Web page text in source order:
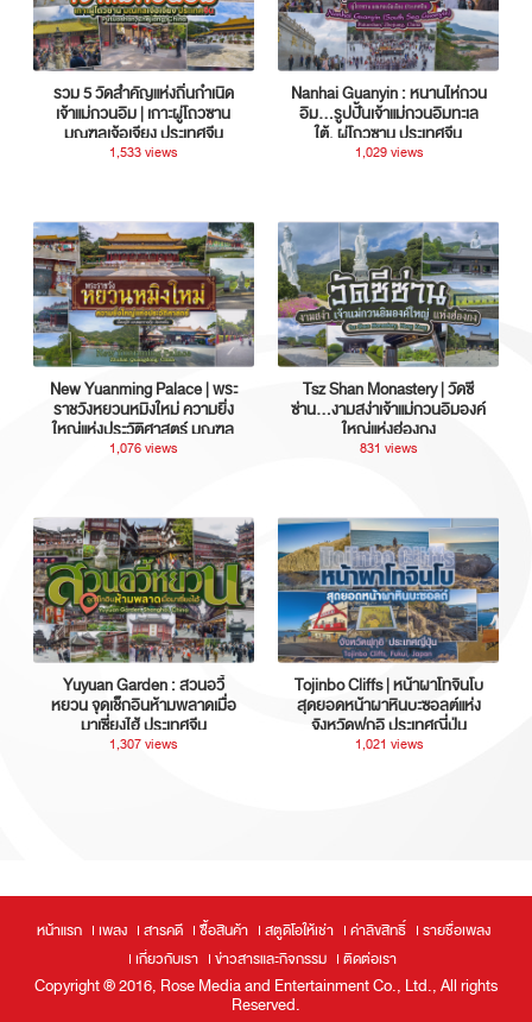
รวม 5 วัดสำคัญแห่งถิ่นกำเนิด
เจ้าแม่กวนอิม | เกาะผู่โถวซาน
มณฑลเจ้อเจียง ประเทศจีน
1,533 views
Nanhai Guanyin : หนานไห่กวน
อิม...รูปปั้นเจ้าแม่กวนอิมทะเล
ใต้, ผู่โถวซาน ประเทศจีน
1,029 views
New Yuanming Palace | พระ
ราชวังหยวนหมิงใหม่ ความยิ่ง
ใหญ่แห่งประวัติศาสตร์ มณฑล
กวางตุ้ง ประเทศจีน
1,076 views
Tsz Shan Monastery | วัดซี
ซ่าน…งามสง่าเจ้าแม่กวนอิมองค์
ใหญ่แห่งฮ่องกง
831 views
Yuyuan Garden : สวนอวี้
หยวน จุดเช็กอินห้ามพลาดเมื่อ
มาเซี่ยงไฮ้ ประเทศจีน
1,307 views
Tojinbo Cliffs | หน้าผาโทจินโบ
สุดยอดหน้าผาหินบะซอลต์แห่ง
จังหวัดฟุกุอิ ประเทศญี่ปุ่น
1,021 views
หน้าแรก เพลง สารคดี ซื้อสินค้า สตูดิโอให้เช่า ค่าลิขสิทธิ์
รายชื่อเพลง
เกี่ยวกับเรา
ข่าวสารและกิจกรรม ติดต่อเรา
Copyright ® 2016, Rose Media and Entertainment Co., Ltd., All rights
Reserved.